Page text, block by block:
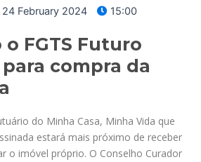
24 February 2024 15:00
FGTS Futuro
compra da
do Minha Casa, Minha Vida que
estará mais próximo de receber
o imóvel próprio. O Conselho Curador